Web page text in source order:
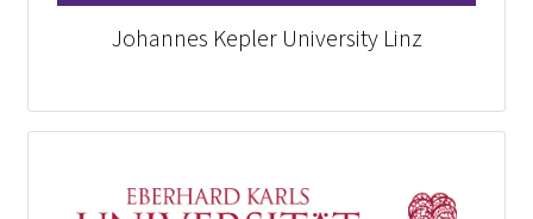
Johannes Kepler University Linz